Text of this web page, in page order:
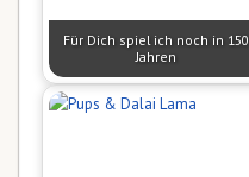
Für Dich spiel ich noch in 150
Jahren